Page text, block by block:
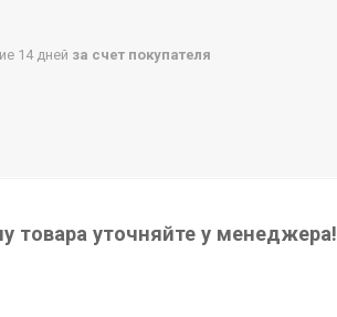
14 дней за счет покупателя
товара уточняйте у менеджера!